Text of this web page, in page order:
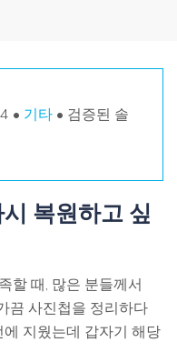
• 기타• 검증된 솔
복원하고 싶
할 때, 많은 분들께서
끔 사진첩을 정리하다
지웠는데 갑자기 해당